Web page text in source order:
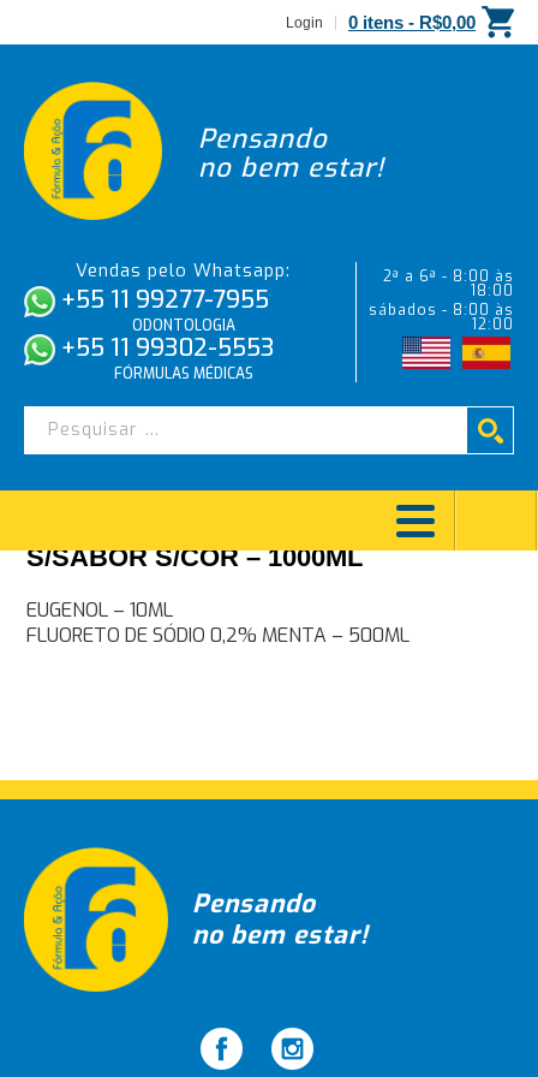
Login 0 itens - R$0,00
Pensando
no bem estar!
Vendas pelo Whatsapp:
+55 11 99277-7955
ODONTOLOGIA
+55 11 99302-5553
FÓRMULAS MÉDICAS
2ª a 6ª - 8:00 às
18:00
sábados - 8:00 às
12:00
S/SABOR S/COR – 1000ML
Navegação
EUGENOL – 10ML
FLUORETO DE SÓDIO 0,2% MENTA – 500ML
Pensando
no bem estar!